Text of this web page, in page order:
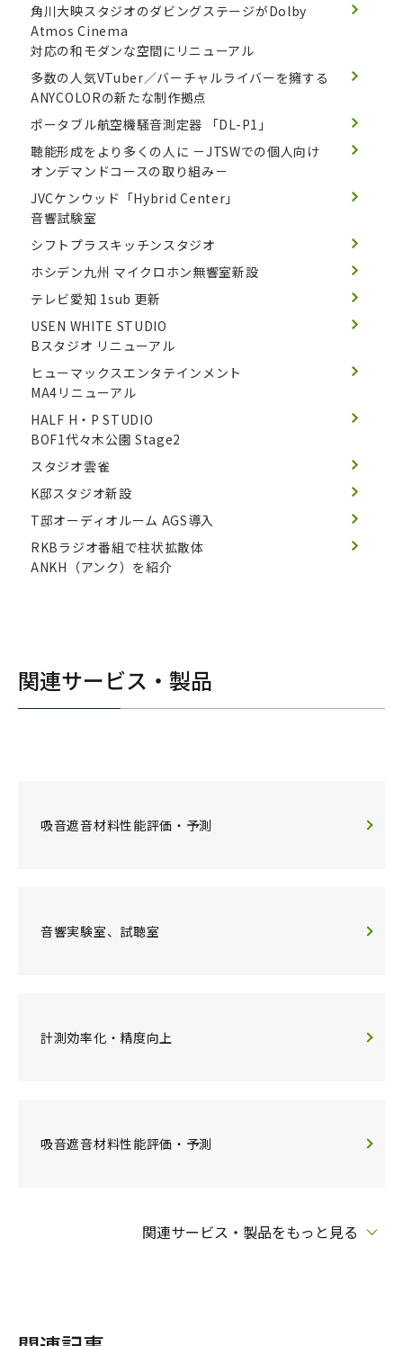
角川大映スタジオのダビングステージがDolby
Atmos Cinema
対応の和モダンな空間にリニューアル
多数の人気VTuber／バーチャルライバーを擁する
ANYCOLORの新たな制作拠点
ポータブル航空機騒音測定器 「DL-P1」
聴能形成をより多くの人に －JTSWでの個人向け
オンデマンドコースの取り組み－
JVCケンウッド「Hybrid Center」
音響試験室
シフトプラスキッチンスタジオ
ホシデン九州 マイクロホン無響室新設
テレビ愛知 1sub 更新
USEN WHITE STUDIO
Bスタジオ リニューアル
ヒューマックスエンタテインメント
MA4リニューアル
HALF H・P STUDIO
BOF1代々木公園 Stage2
スタジオ雲雀
K邸スタジオ新設
T邸オーディオルーム AGS導入
RKBラジオ番組で柱状拡散体
ANKH（アンク）を紹介
関連サービス・製品
吸音遮音材料性能評価・予測
音響実験室、試聴室
計測効率化・精度向上
吸音遮音材料性能評価・予測
関連サービス・製品をもっと見る